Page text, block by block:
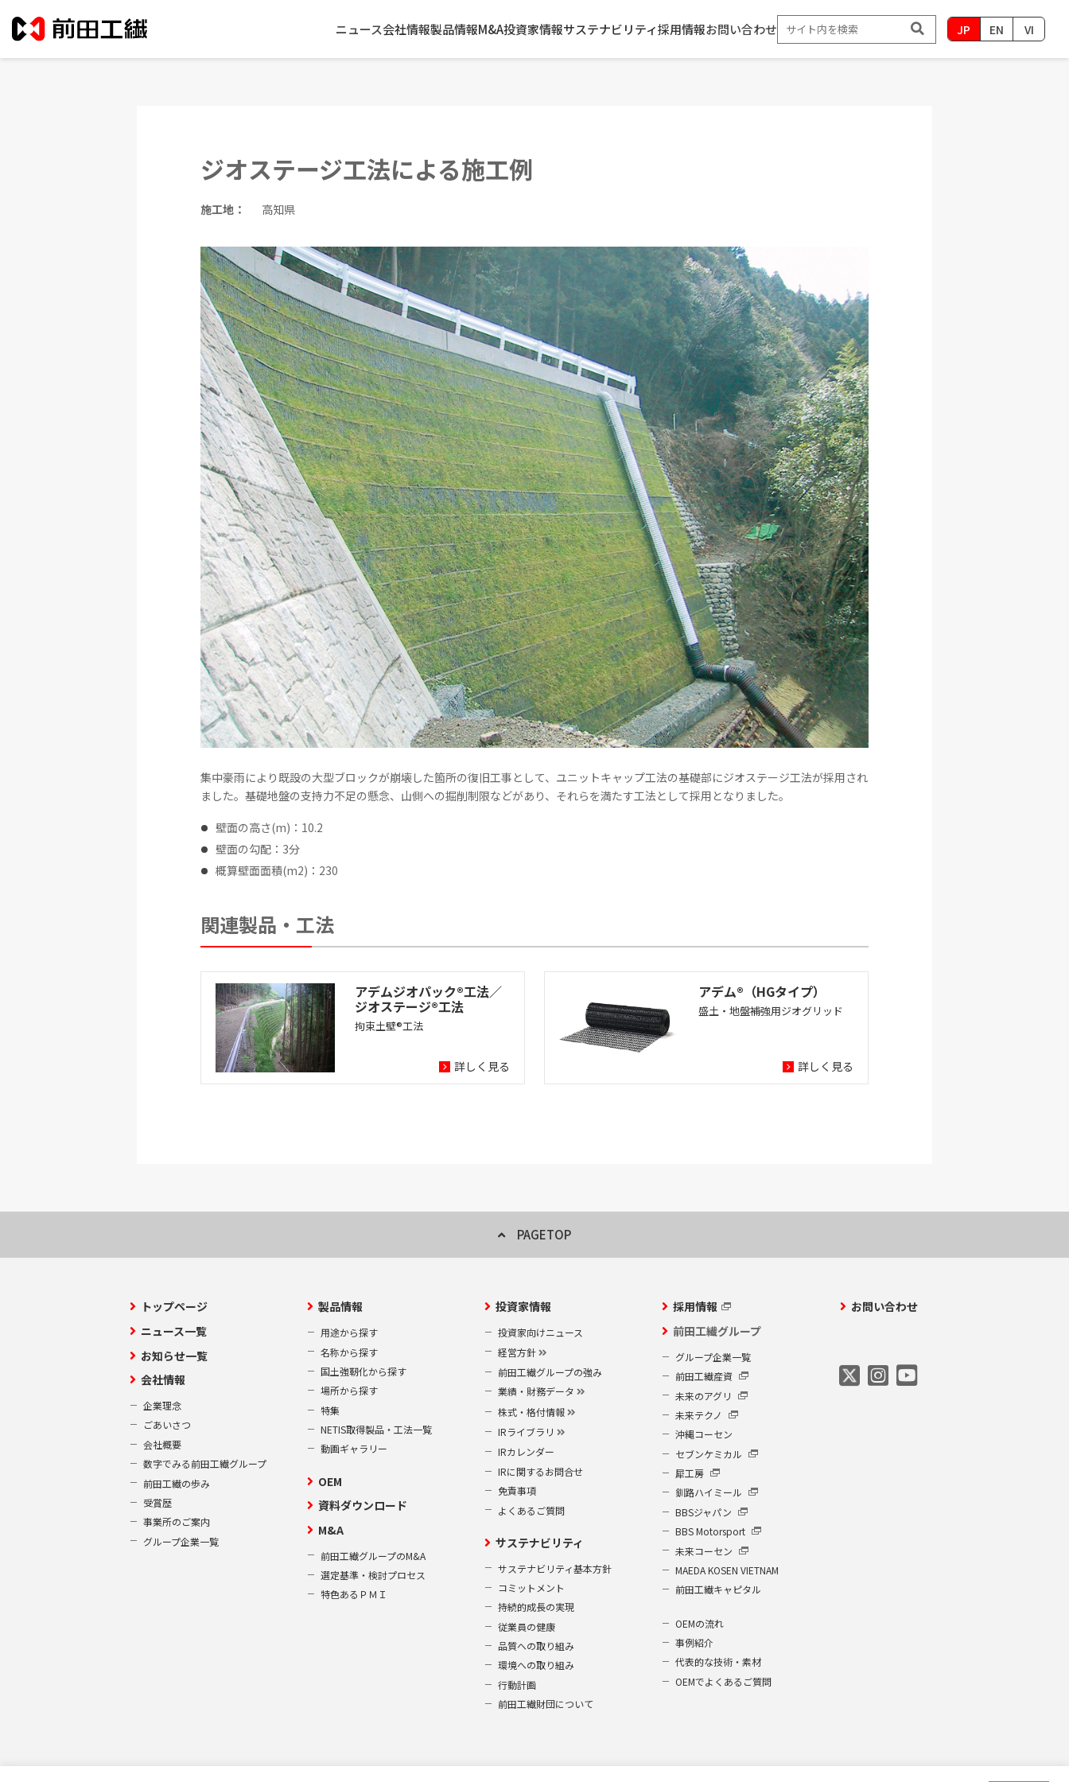
ニュース会社情報製品情報M&A投資家情報サステナビリティ採用情報お問い合わせ JP EN VI
ジオステージ工法による施工例
施工地： 高知県
集中豪雨により既設の大型ブロックが崩壊した箇所の復旧工事として、ユニットキャップ工法の基礎部にジオステージ工法が採用され
ました。基礎地盤の支持力不足の懸念、山側への掘削制限などがあり、それらを満たす工法として採用となりました。
壁面の高さ(m)：10.2
壁面の勾配：3分
概算壁面面積(m2)：230
関連製品・工法
アデムジオパック®工法／
ジオステージ®工法
拘束土壁®工法
詳しく見る
アデム®（HGタイプ）
盛土・地盤補強用ジオグリッド
詳しく見る
PAGETOP
トップページ
ニュース一覧
お知らせ一覧
会社情報
企業理念
ごあいさつ
会社概要
数字でみる前田工繊グループ
前田工繊の歩み
受賞歴
事業所のご案内
グループ企業一覧
製品情報
用途から探す
名称から探す
国土強靭化から探す
場所から探す
特集
NETIS取得製品・工法一覧
動画ギャラリー
OEM
資料ダウンロード
M&A
前田工繊グループのM&A
選定基準・検討プロセス
特色あるＰＭＩ
投資家情報
投資家向けニュース
経営方針
前田工繊グループの強み
業績・財務データ
株式・格付情報
IRライブラリ
IRカレンダー
IRに関するお問合せ
免責事項
よくあるご質問
サステナビリティ
サステナビリティ基本方針
コミットメント
持続的成長の実現
従業員の健康
品質への取り組み
環境への取り組み
行動計画
前田工繊財団について
採用情報
前田工繊グループ
グループ企業一覧
前田工繊産資
未来のアグリ
未来テクノ
沖縄コーセン
セブンケミカル
犀工房
釧路ハイミール
BBSジャパン
BBS Motorsport
未来コーセン
MAEDA KOSEN VIETNAM
前田工繊キャピタル
OEMの流れ
事例紹介
代表的な技術・素材
OEMでよくあるご質問
お問い合わせ